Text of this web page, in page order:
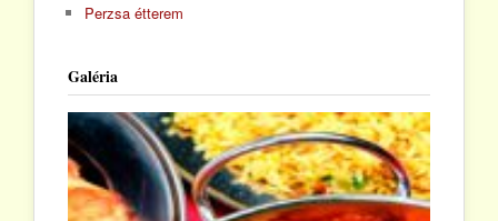
Perzsa étterem
Galéria